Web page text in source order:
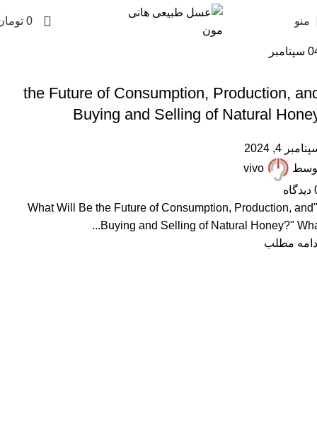
منو 0
0
سپتامبر
the Future of Consumption, Production,
Buying and Selling of Natural
4, 2024
vivo
دیدگاه
"What Will Be the Future of Consumption, Production, and
Buying and Selling of Natural Honey?"
مطلب